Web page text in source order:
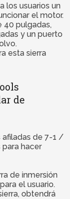
los usuarios un
el motor.
40 pulgadas,
y un puerto
esta sierra
de
afiladas de 7-1 /
hacer
de inmersión
el usuario.
obtendrá